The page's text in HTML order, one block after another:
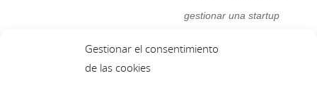
Gestionar el consentimiento
de las cookies
gestionar una startup